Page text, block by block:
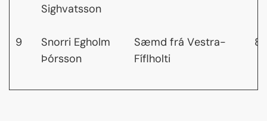
Sighvatsson
9
Snorri Egholm
Þórsson
Sæmd frá Vestra-
Fíflholti